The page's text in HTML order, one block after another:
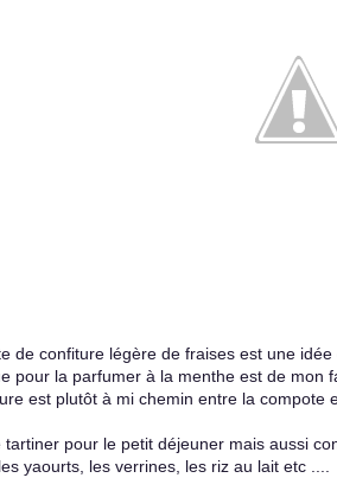
de confiture légère de fraises est une idée
pour la parfumer à la menthe est de mon
est plutôt à mi chemin entre la compote
tartiner pour le petit déjeuner mais aussi
yaourts, les verrines, les riz au lait etc ....